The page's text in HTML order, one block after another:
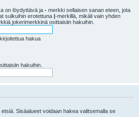
on löydyttävä ja - merkki sellaisen sanan eteen, jota
sulkuihin erotettuna |-merkillä, mikäli vain yhden
jokerimerkkinä osittaisiin hakuihin.
hakua
hakuihin.
Sisäalueet voidaan hakea valitsemalla se